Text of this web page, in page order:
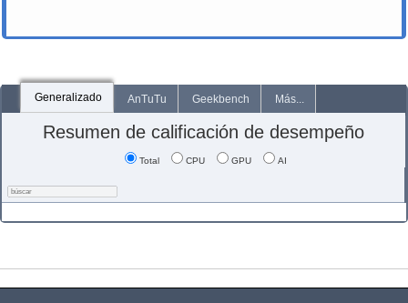
Generalizado AnTuTu Geekbench Más...
Resumen de calificación de desempeño
Total CPU GPU AI